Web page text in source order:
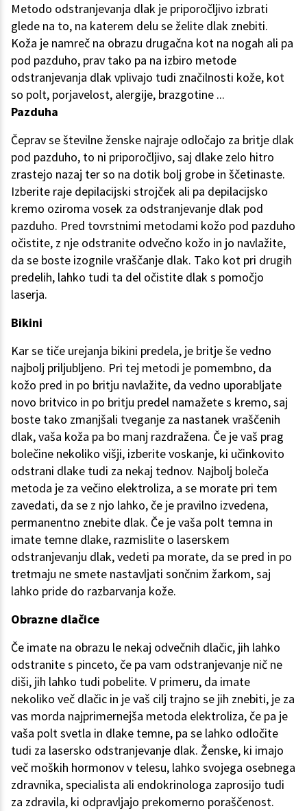
Metodo odstranjevanja dlak je priporočljivo izbrati
glede na to, na katerem delu se želite dlak znebiti.
Koža je namreč na obrazu drugačna kot na nogah ali pa
pod pazduho, prav tako pa na izbiro metode
odstranjevanja dlak vplivajo tudi značilnosti kože, kot
so polt, porjavelost, alergije, brazgotine ...
Pazduha
Čeprav se številne ženske najraje odločajo za britje dlak
pod pazduho, to ni priporočljivo, saj dlake zelo hitro
zrastejo nazaj ter so na dotik bolj grobe in ščetinaste.
Izberite raje depilacijski strojček ali pa depilacijsko
kremo oziroma vosek za odstranjevanje dlak pod
pazduho. Pred tovrstnimi metodami kožo pod pazduho
očistite, z nje odstranite odvečno kožo in jo navlažite,
da se boste izognile vraščanje dlak. Tako kot pri drugih
predelih, lahko tudi ta del očistite dlak s pomočjo
laserja.
Bikini
Kar se tiče urejanja bikini predela, je britje še vedno
najbolj priljubljeno. Pri tej metodi je pomembno, da
kožo pred in po britju navlažite, da vedno uporabljate
novo britvico in po britju predel namažete s kremo, saj
boste tako zmanjšali tveganje za nastanek vraščenih
dlak, vaša koža pa bo manj razdražena. Če je vaš prag
bolečine nekoliko višji, izberite voskanje, ki učinkovito
odstrani dlake tudi za nekaj tednov. Najbolj boleča
metoda je za večino elektroliza, a se morate pri tem
zavedati, da se z njo lahko, če je pravilno izvedena,
permanentno znebite dlak. Če je vaša polt temna in
imate temne dlake, razmislite o laserskem
odstranjevanju dlak, vedeti pa morate, da se pred in po
tretmaju ne smete nastavljati sončnim žarkom, saj
lahko pride do razbarvanja kože.
Obrazne dlačice
Če imate na obrazu le nekaj odvečnih dlačic, jih lahko
odstranite s pinceto, če pa vam odstranjevanje nič ne
diši, jih lahko tudi pobelite. V primeru, da imate
nekoliko več dlačic in je vaš cilj trajno se jih znebiti, je za
vas morda najprimernejša metoda elektroliza, če pa je
vaša polt svetla in dlake temne, pa se lahko odločite
tudi za lasersko odstranjevanje dlak. Ženske, ki imajo
več moških hormonov v telesu, lahko svojega osebnega
zdravnika, specialista ali endokrinologa zaprosijo tudi
za zdravila, ki odpravljajo prekomerno poraščenost.